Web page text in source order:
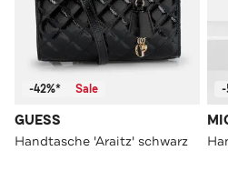
-42%* Sale
GUESS
Handtasche 'Araitz' schwarz
-